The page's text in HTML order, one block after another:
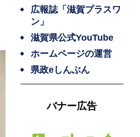
広報誌「滋賀プラスワ
ン」
滋賀県公式YouTube
ホームページの運営
県政eしんぶん
バナー広告